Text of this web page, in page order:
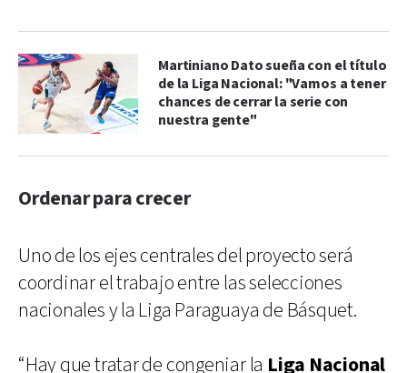
Martiniano Dato sueña con el título
de la Liga Nacional: "Vamos a tener
chances de cerrar la serie con
nuestra gente"
Ordenar para crecer
Uno de los ejes centrales del proyecto será
coordinar el trabajo entre las selecciones
nacionales y la Liga Paraguaya de Básquet.
“Hay que tratar de congeniar la Liga Nacional